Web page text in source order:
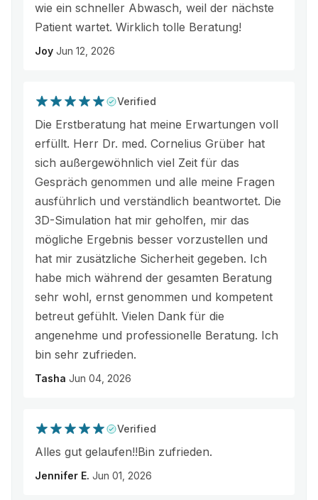
wie ein schneller Abwasch, weil der nächste
Patient wartet. Wirklich tolle Beratung!
Joy Jun 12, 2026
Verified
Die Erstberatung hat meine Erwartungen voll
erfüllt. Herr Dr. med. Cornelius Grüber hat
sich außergewöhnlich viel Zeit für das
Gespräch genommen und alle meine Fragen
ausführlich und verständlich beantwortet. Die
3D-Simulation hat mir geholfen, mir das
mögliche Ergebnis besser vorzustellen und
hat mir zusätzliche Sicherheit gegeben. Ich
habe mich während der gesamten Beratung
sehr wohl, ernst genommen und kompetent
betreut gefühlt. Vielen Dank für die
angenehme und professionelle Beratung. Ich
bin sehr zufrieden.
Tasha Jun 04, 2026
Verified
Alles gut gelaufen!!Bin zufrieden.
Jennifer E. Jun 01, 2026